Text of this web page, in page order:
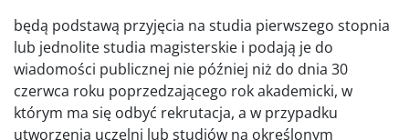
będą podstawą przyjęcia na studia pierwszego stopnia
lub jednolite studia magisterskie i podają je do
wiadomości publicznej nie później niż do dnia 30
czerwca roku poprzedzającego rok akademicki, w
którym ma się odbyć rekrutacja, a w przypadku
utworzenia uczelni lub studiów na określonym